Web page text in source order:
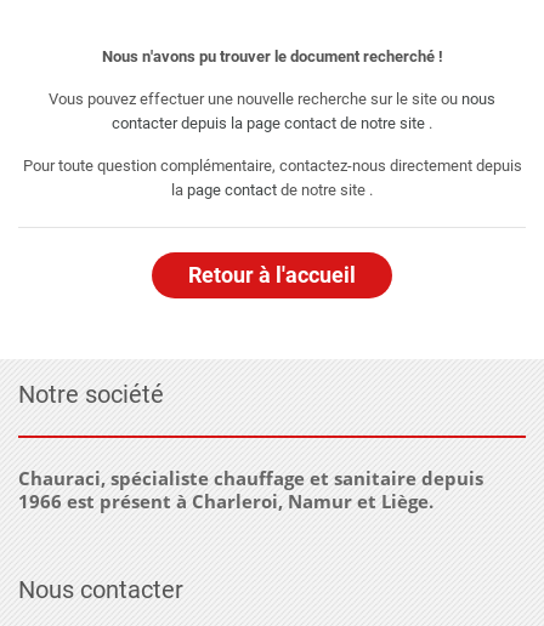
Nous n'avons pu trouver le document recherché !
Vous pouvez effectuer une nouvelle recherche sur le site ou nous
contacter depuis la page contact de notre site .
Pour toute question complémentaire, contactez-nous directement depuis
la page contact de notre site .
Retour à l'accueil
Notre société
Chauraci, spécialiste chauffage et sanitaire depuis
1966 est présent à Charleroi, Namur et Liège.
Nous contacter